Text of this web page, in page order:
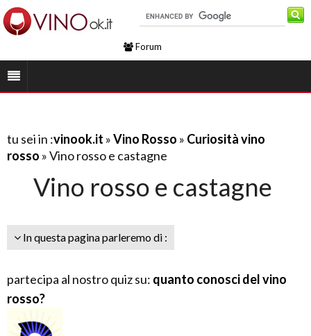
Forum
tu sei in :vinook.it »Vino Rosso » Curiosità vino
rosso » Vino rosso e castagne
Vino rosso e castagne
In questa pagina parleremo di :
partecipa al nostro quiz su: quanto conosci del vino
rosso?